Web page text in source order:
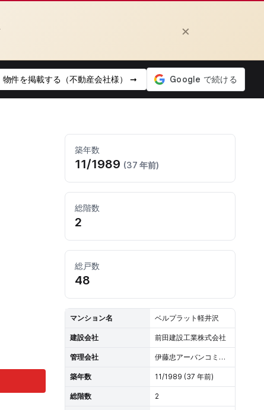
×
物件を掲載する（不動産会社様） ➞
築年数
11/1989 (37 年前)
総階数
2
総戸数
48
マンション名 ベルプラット軽井沢
建設会社 前田建設工業株式会社
管理会社 伊藤忠アーバンコミュニティー
築年数 11/1989 (37 年前)
総階数 2